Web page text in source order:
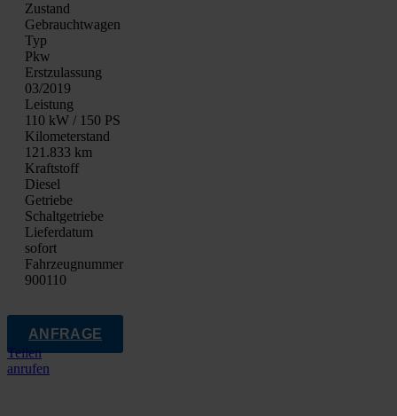
Zustand
Gebraucht­wa­gen
Typ
Pkw
Erst­zu­las­sung
03/2019
Leis­tung
110 kW / 150 PS
Kilo­me­ter­stand
121.833 km
Kraft­stoff
Die­sel
Getrie­be
Schalt­ge­trie­be
Lie­fer­da­tum
sofort
Fahrzeugnummer
900110
ANFRAGE
Teilen
anrufen